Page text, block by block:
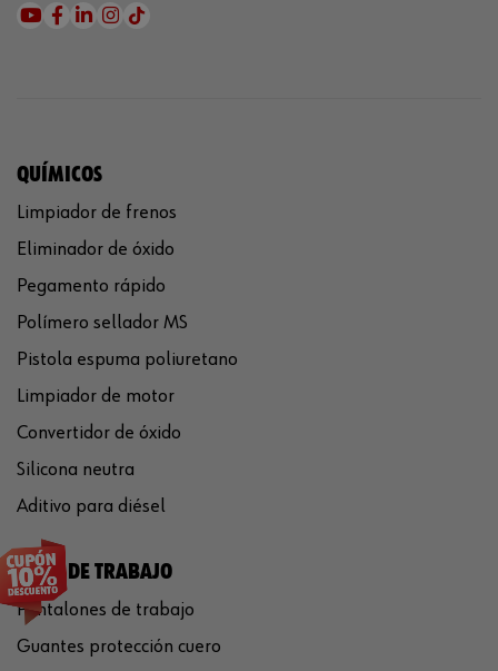
QUÍMICOS
Limpiador de frenos
Eliminador de óxido
Pegamento rápido
Polímero sellador MS
Pistola espuma poliuretano
Limpiador de motor
Convertidor de óxido
Silicona neutra
Aditivo para diésel
ROPA DE TRABAJO
Pantalones de trabajo
Guantes protección cuero